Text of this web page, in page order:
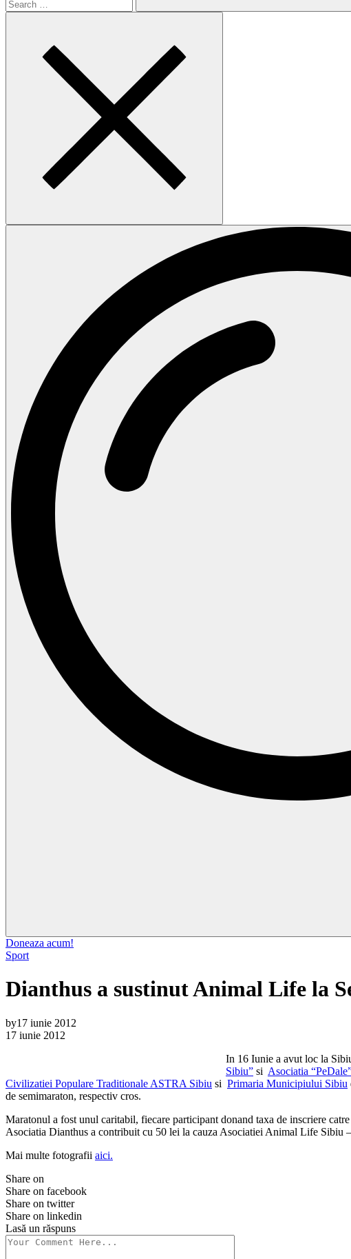
Doneaza acum!
Sport
Dianthus a sustinut Animal Life la
by17 iunie 2012
17 iunie 2012
In 16 Iunie a avut loc la
Sibiu” si Asociatia
Civilizatiei Populare Traditionale ASTRA Sibiu si Primaria Municipiului Sibiu
de semimaraton, respectiv cros.
Maratonul a fost unul caritabil, fiecare participant donand taxa de inscriere
Asociatia Dianthus a contribuit cu 50 lei la cauza Asociatiei Animal Life Sibiu
Mai multe fotografii aici.
Share on
Share on facebook
Share on twitter
Share on linkedin
Lasă un răspuns